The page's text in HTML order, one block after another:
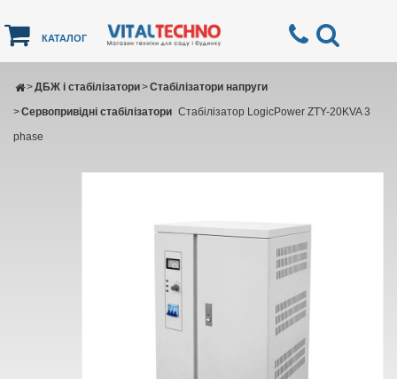
КАТАЛОГ
ДБЖ і стабілізатори
> Стабілізатори напруги
>
Сервопривідні стабілізатори
>
Стабілізатор LogicPower ZTY-20KVA 3
phase